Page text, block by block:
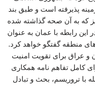
پذیرفته است و طبق بند
که به آن صحه گذاشته شده
این رابطه با عمان به عنوان
منطقه گفتگو خواهد کرد.
و عراق برای تقویت امنیت
کامل تفاهم نامه همکاری
با تروریسم، بحث و تبادل